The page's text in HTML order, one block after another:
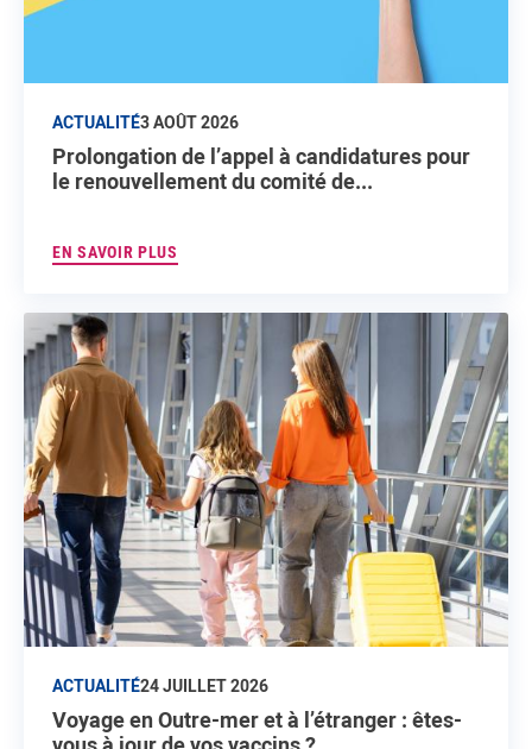
ACTUALITÉ3 AOÛT 2026
Prolongation de l’appel à candidatures pour
le renouvellement du comité de...
EN SAVOIR PLUS
ACTUALITÉ24 JUILLET 2026
Voyage en Outre-mer et à l’étranger : êtes-